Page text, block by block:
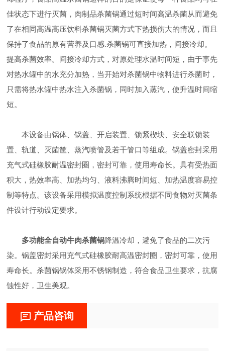
佳状态下进行灭菌，肉制品杀菌锅通过短时间高温杀菌从而避免
了在相同高温高压饮料杀菌锅灭菌方式下热损伤大的情况，而且
保持了食品的原有营养及口感.杀菌锅可直接加热，间接冷却。
提高杀菌效率。间接冷却方式，对原处理水温时间短，由于事先
对热水罐中的水充分加热，当开始对杀菌锅中物料进行杀菌时，
只需将热水罐中热水注入杀菌锅，同时加入蒸汽，使升温时间缩
短。
本设备由锅体、锅盖、开启装置、锁紧楔块、安全联锁装
置、轨道、灭菌筐、蒸汽喷管及若干管口等组成。锅盖密封采用
充气式硅橡胶耐温密封圈，密封可靠，使用寿命长。具有受热面
积大，热效率高、加热均匀、液料沸腾时间短、加热温度容易控
制等特点。该设备采用模拟温度控制系统根据不同食物对灭菌条
件设计行动设定要求。
多功能全自动牛肉杀菌锅降温冷却，避免了食品的二次污
染。锅盖密封采用充气式硅橡胶耐高温密封圈，密封可靠，使用
寿命长。杀菌锅锅体采用不锈钢制造，符合食品卫生要求，抗腐
蚀性好，卫生美观。
产品咨询